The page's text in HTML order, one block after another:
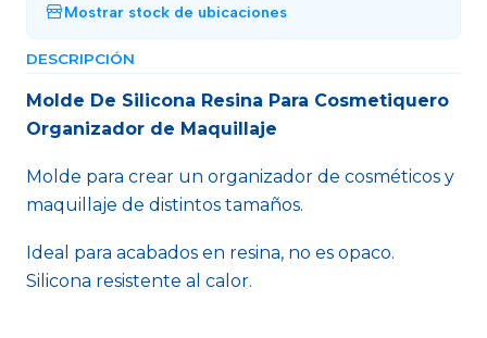
Mostrar stock de ubicaciones
DESCRIPCIÓN
Molde De Silicona Resina Para Cosmetiquero
Organizador de Maquillaje
Molde para crear un organizador de cosméticos y
maquillaje de distintos tamaños.
Ideal para acabados en resina, no es opaco.
Silicona resistente al calor.